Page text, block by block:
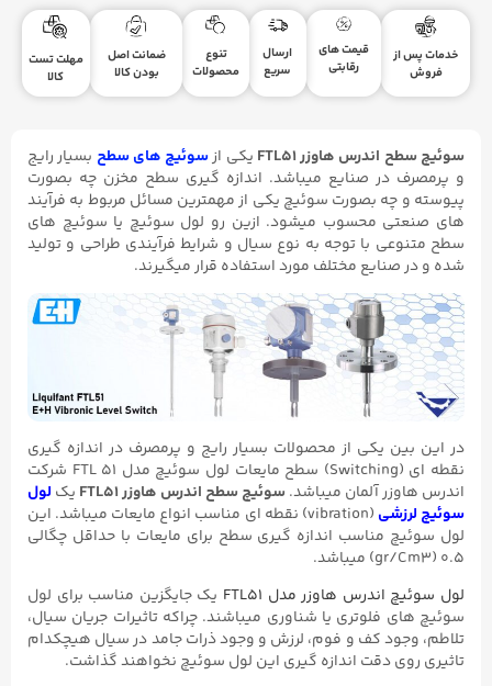
خدمات پس از
فروش
قیمت های
رقابتی
ارسال
سریع
تنوع
محصولات
ضمانت اصل
بودن کالا
مهلت تست
کالا
سوئیچ سطح اندرس هاوزر FTL51 یکی ازسوئیچ های سطح بسیار رایج
و پرمصرف در صنایع میباشد. اندازه گیری سطح مخزن چه بصورت
پیوسته و چه بصورت سوئیچ یکی از مهمترین مسائل مربوط به فرآیند
های صنعتی محسوب میشود. ازین رو لول سوئیچ یا سوئیچ های
سطح متنوعی با توجه به نوع سیال و شرایط فرآیندی طراحی و تولید
شده و در صنایع مختلف مورد استفاده قرار میگیرند.
در این بین یکی از محصولات بسیار رایج و پرمصرف در اندازه گیری
نقطه ای (Switching) سطح مایعات لول سوئیچ مدل FTL ۵۱ شرکت
اندرس هاوزر آلمان میباشد. سوئیچ سطح اندرس هاوزر FTL51 یک لول
سوئیچ لرزشی
(vibration) نقطه ای مناسب انواع مایعات میباشد. این
لول سوئیچ مناسب اندازه گیری سطح برای مایعات با حداقل چگالی
۰.۵ (gr/Cm3) میباشد.
لول سوئیچ اندرس هاوزر مدل FTL51
یک جایگزین مناسب برای لول
سوئیچ های فلوتری یا شناوری میباشند. چراکه تاثیرات جریان سیال،
تلاطم، وجود کف و فوم، لرزش و وجود ذرات جامد در سیال هیچکدام
تاثیری روی دقت اندازه گیری این لول سوئیچ نخواهند گذاشت.